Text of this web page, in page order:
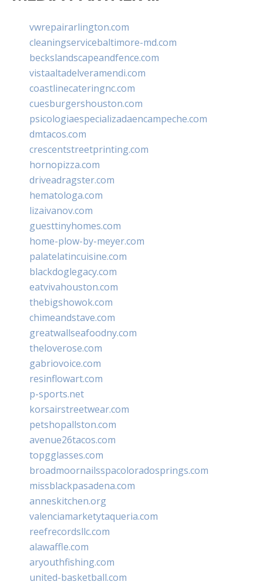
vwrepairarlington.com
cleaningservicebaltimore-md.com
beckslandscapeandfence.com
vistaaltadelveramendi.com
coastlinecateringnc.com
cuesburgershouston.com
psicologiaespecializadaencampeche.com
dmtacos.com
crescentstreetprinting.com
hornopizza.com
driveadragster.com
hematologa.com
lizaivanov.com
guesttinyhomes.com
home-plow-by-meyer.com
palatelatincuisine.com
blackdoglegacy.com
eatvivahouston.com
thebigshowok.com
chimeandstave.com
greatwallseafoodny.com
theloverose.com
gabriovoice.com
resinflowart.com
p-sports.net
korsairstreetwear.com
petshopallston.com
avenue26tacos.com
topgglasses.com
broadmoornailsspacoloradosprings.com
missblackpasadena.com
anneskitchen.org
valenciamarketytaqueria.com
reefrecordsllc.com
alawaffle.com
aryouthfishing.com
united-basketball.com